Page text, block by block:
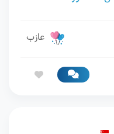
عازب